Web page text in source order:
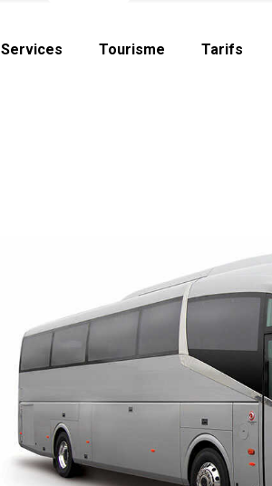
Services Tourisme Tarifs